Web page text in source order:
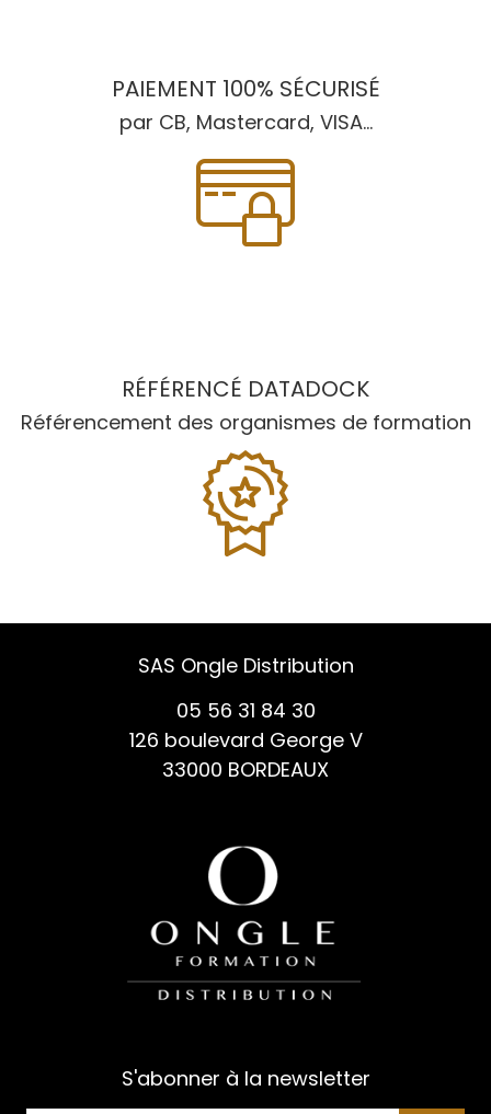
PAIEMENT 100% SÉCURISÉ
par CB, Mastercard, VISA...
RÉFÉRENCÉ DATADOCK
Référencement des organismes de formation
SAS Ongle Distribution
05 56 31 84 30
126 boulevard George V
33000 BORDEAUX
S'abonner à la newsletter